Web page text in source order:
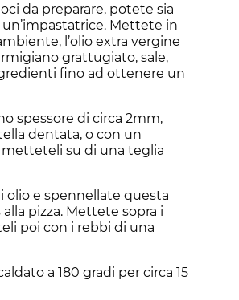
da preparare, potete sia
Mettete in
l’olio extra vergine
grattugiato, sale,
fino ad ottenere un
spessore di circa 2mm,
dentata, o con un
su di una teglia
olio e spennellate questa
pizza. Mettete sopra i
poi con i rebbi di una
a 180 gradi per circa 15